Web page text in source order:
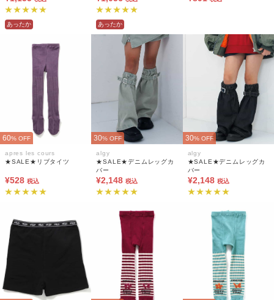
あったか あったか
60% OFF
apres les cours
★SALE★リブタイツ
¥528 税込
30% OFF
algy
★SALE★デニムレッグカ
バー
¥2,148 税込
30% OFF
algy
★SALE★デニムレッグカ
バー
¥2,148 税込